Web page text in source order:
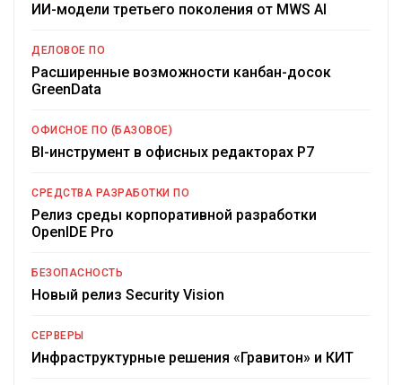
ИИ-модели третьего поколения от MWS AI
ДЕЛОВОЕ ПО
Расширенные возможности канбан-досок
GreenData
ОФИСНОЕ ПО (БАЗОВОЕ)
BI-инструмент в офисных редакторах Р7
СРЕДСТВА РАЗРАБОТКИ ПО
Релиз среды корпоративной разработки
OpenIDE Pro
БЕЗОПАСНОСТЬ
Новый релиз Security Vision
СЕРВЕРЫ
Инфраструктурные решения «Гравитон» и КИТ